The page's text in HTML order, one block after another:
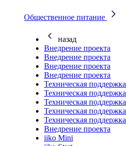
Общественное питание
назад
Внедрение проекта
Внедрение проекта
Внедрение проекта
Внедрение проекта
Техническая поддержка
Техническая поддержка
Техническая поддержка
Техническая поддержка
Техническая поддержка
Внедрение проекта
iiko Mini